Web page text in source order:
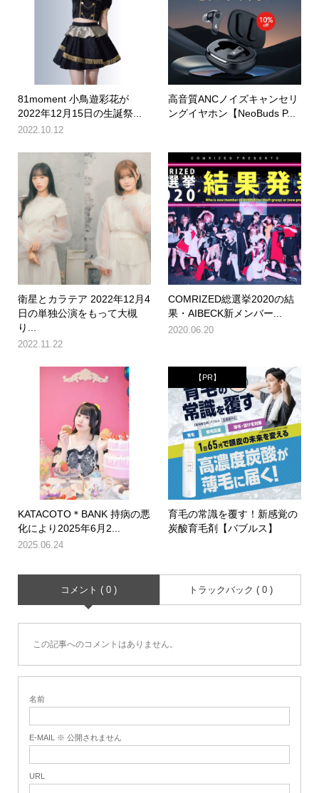
81moment 小鳥遊彩花が
2022年12月15日の生誕祭...
2022.10.12
高音質ANCノイズキャンセリ
ングイヤホン【NeoBuds P...
衛星とカラテア 2022年12月4
日の単独公演をもって大槻
り...
2022.11.22
COMRIZED総選挙2020の結
果・AIBECK新メンバー...
2020.06.20
KATACOTO＊BANK 持病の悪
化により2025年6月2...
2025.06.24
【PR】
育毛の常識を覆す！新感覚の
炭酸育毛剤【バブルス】
コメント ( 0 ) トラックバック ( 0 )
この記事へのコメントはありません。
名前
E-MAIL ※ 公開されません
URL